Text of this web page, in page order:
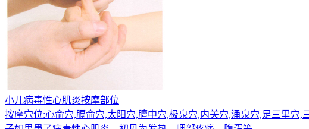
小儿病毒性心肌炎按摩部位
按摩穴位:心俞穴,膈俞穴,太阳穴,膻中穴,极泉穴,内关穴,涌泉穴,足三里